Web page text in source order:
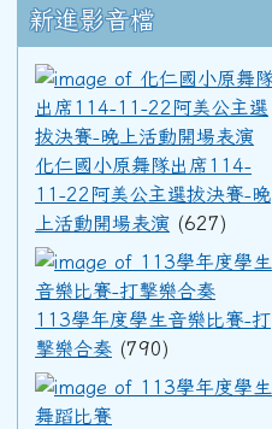
新進影音檔
化仁國小原舞隊出席114-
11-22阿美公主選拔決賽-晚
上活動開場表演 (627)
113學年度學生音樂比賽-打
擊樂合奏 (790)